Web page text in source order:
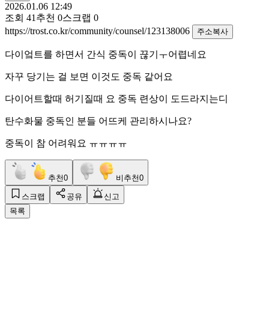
2026.01.06 12:49
조회 41 추천 0스크랩 0
https://trost.co.kr/community/counsel/123138006
주소복사
다이엌트를 하면서 간식 중독이 끊기ㅜ어렵네요
자꾸 당기는 걸 보면 이것도 중독 같어요
다이어트할때 허기질때 요 중독 련상이 도드라지는디
탄수화물 중독인 분들 어뜨케 관리하시나요?
중독이 참 어려워요 ㅠㅠㅠㅠ
추천0 비추천0
스크랩 공유
신고
목록